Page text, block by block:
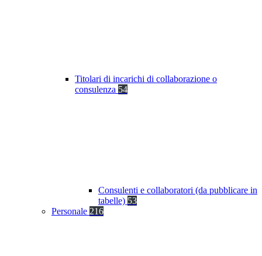
Titolari di incarichi di collaborazione o
consulenza 54
Consulenti e collaboratori (da pubblicare in
tabelle) 53
Personale 216